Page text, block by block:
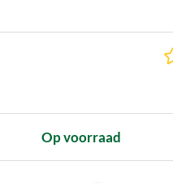
Op voorraad